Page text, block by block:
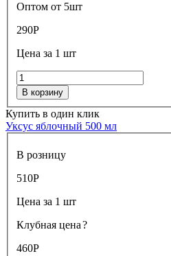
Оптом от 5шт
290Р
Цена за 1 шт
В корзину
Купить в один клик
Уксус яблочный 500 мл
В розницу
510Р
Цена за 1 шт
Клубная цена?
460Р